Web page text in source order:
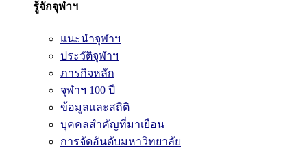
รู้จักจุฬาฯ
แนะนำจุฬาฯ
ประวัติจุฬาฯ
ภารกิจหลัก
จุฬาฯ 100 ปี
ข้อมูลและสถิติ
บุคคลสำคัญที่มาเยือน
การจัดอันดับมหาวิทยาลัย